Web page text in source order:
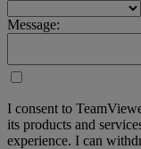
Message:
I consent to
its products and
experience. I can